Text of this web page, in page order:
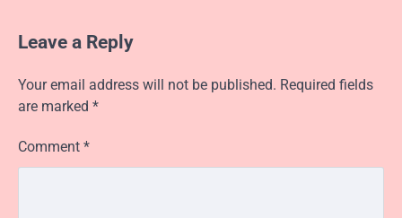
Leave a Reply
Your email address will not be published. Required fields
are marked *
Comment *